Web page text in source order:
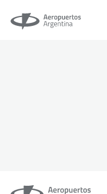
Aeropuertos Argentina